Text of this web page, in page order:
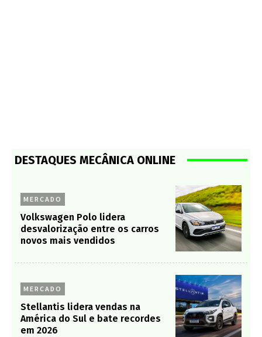
DESTAQUES MECÂNICA ONLINE
MERCADO
Volkswagen Polo lidera
desvalorização entre os carros
novos mais vendidos
MERCADO
Stellantis lidera vendas na
América do Sul e bate recordes
em 2026